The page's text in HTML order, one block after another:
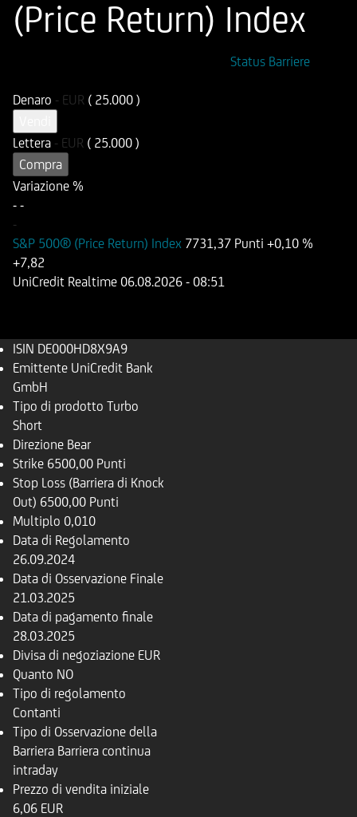
(Price Return) Index
Status Barriere
Denaro - EUR ( 25.000 )
Lettera - EUR ( 25.000 )
Compra
Variazione %
- -
-
S&P 500® (Price Return) Index 7731,37 Punti +0,10 %
+7,82
UniCredit Realtime 06.08.2026 - 08:51
ISIN DE000HD8X9A9
Emittente UniCredit Bank
GmbH
Tipo di prodotto Turbo
Short
Direzione Bear
Strike 6500,00 Punti
Stop Loss (Barriera di Knock
Out) 6500,00 Punti
Multiplo 0,010
Data di Regolamento
26.09.2024
Data di Osservazione Finale
21.03.2025
Data di pagamento finale
28.03.2025
Divisa di negoziazione EUR
Quanto NO
Tipo di regolamento
Contanti
Tipo di Osservazione della
Barriera Barriera continua
intraday
Prezzo di vendita iniziale
6,06 EUR